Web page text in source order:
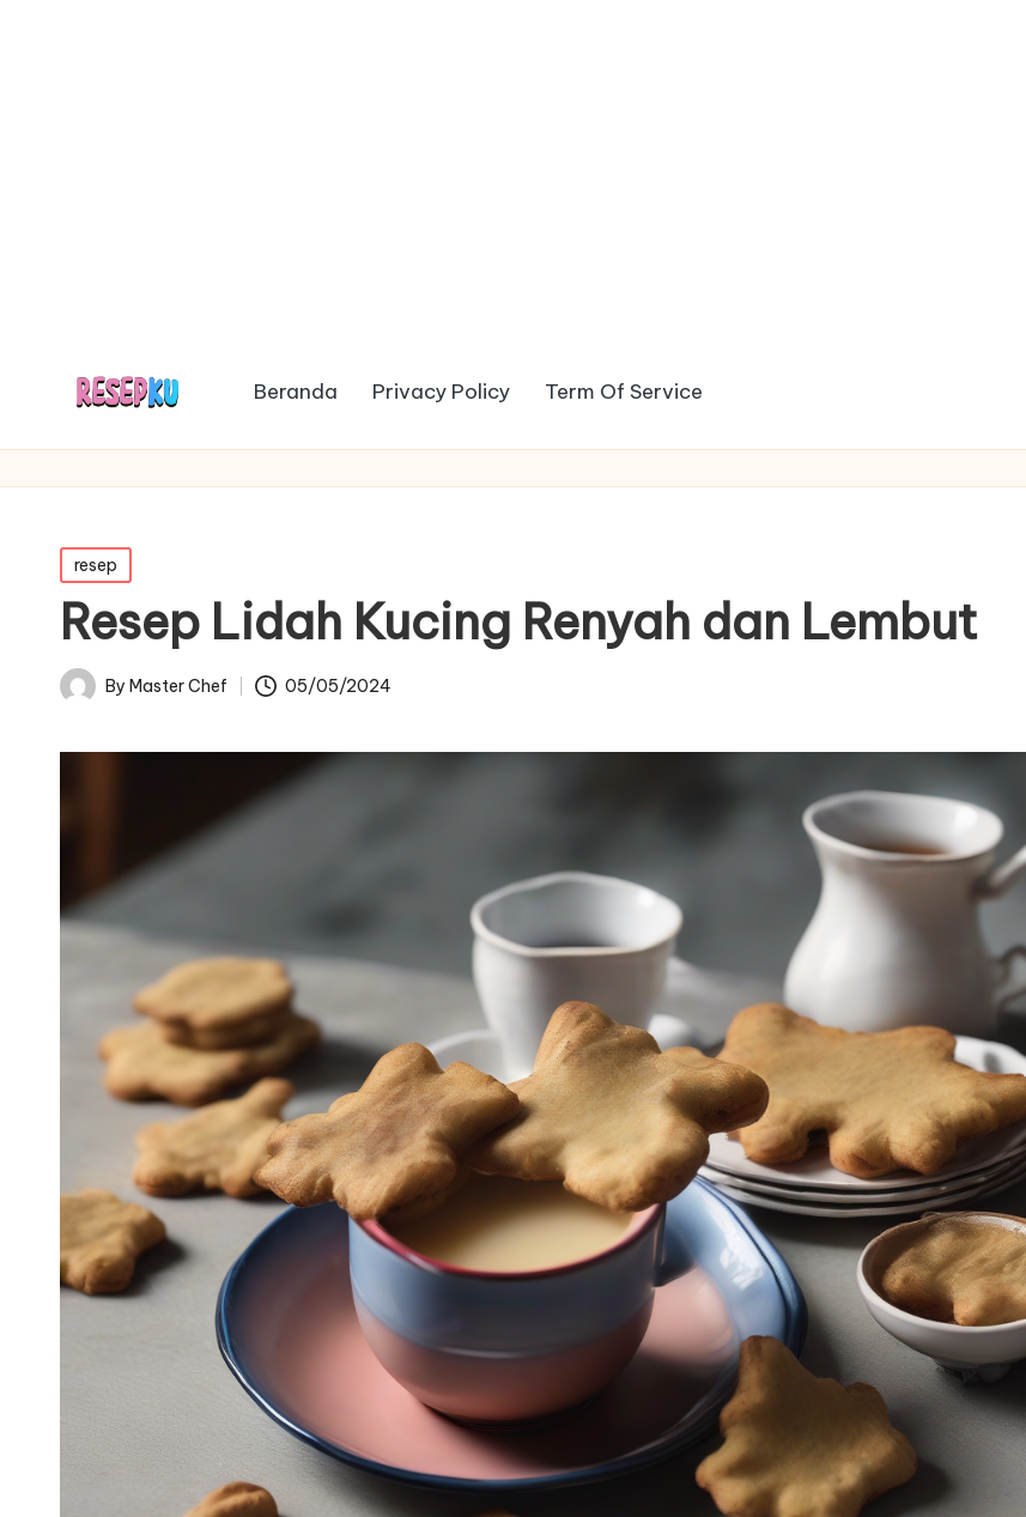
Beranda Privacy Policy Term Of Service
Posted
in
resep
Resep Lidah Kucing Renyah dan Lembut
PostedBy Master Chef 05/05/2024